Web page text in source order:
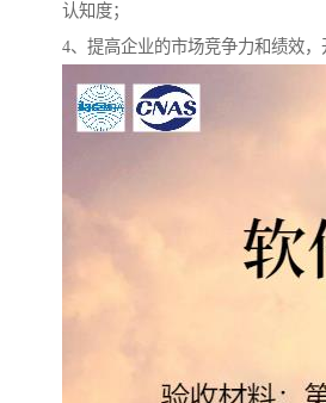
认知度；
4、提高企业的市场竞争力和绩效，